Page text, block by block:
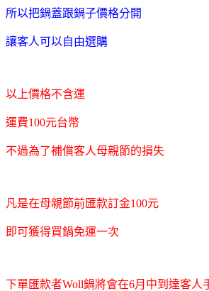
所以把鍋蓋跟鍋子價格分開
讓客人可以自由選購
以上價格不含運
運費100元台幣
不過為了補償客人母親節的損失
凡是在母親節前匯款訂金100元
即可獲得買鍋免運一次
下單匯款者Woll鍋將會在6月中到達客人